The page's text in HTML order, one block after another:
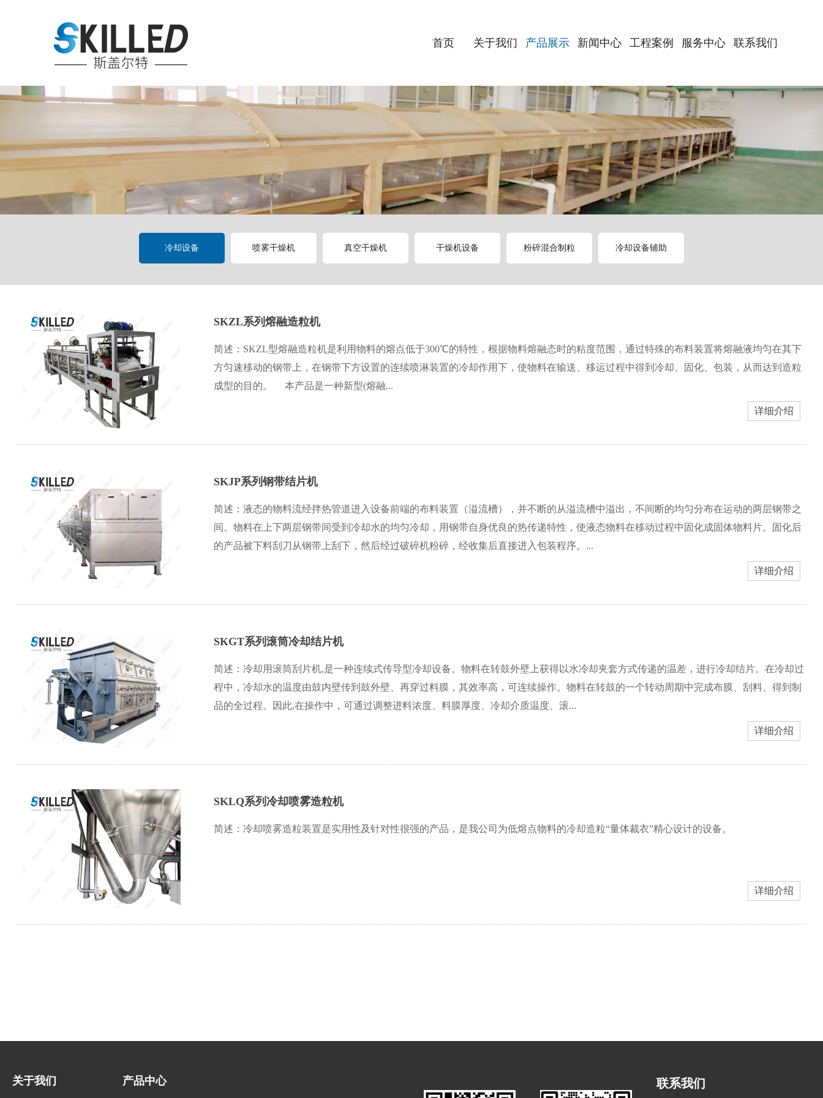
首页 关于我们 产品展示 新闻中心 工程案例 服务中心 联系我们
冷却设备 喷雾干燥机 真空干燥机 干燥机设备 粉碎混合制粒 冷却设备辅助
SKZL系列熔融造粒机
简述：SKZL型熔融造粒机是利用物料的熔点低于300℃的特性，根据物料熔融态时的粘度范围，通过特殊的布料装置将熔融液均匀在其下
方匀速移动的钢带上，在钢带下方设置的连续喷淋装置的冷却作用下，使物料在输送、移运过程中得到冷却、固化、包装，从而达到造粒
成型的目的。 本产品是一种新型(熔融...
详细介绍
SKJP系列钢带结片机
简述：液态的物料流经拌热管道进入设备前端的布料装置（溢流槽），并不断的从溢流槽中溢出，不间断的均匀分布在运动的两层钢带之
间。物料在上下两层钢带间受到冷却水的均匀冷却，用钢带自身优良的热传递特性，使液态物料在移动过程中固化成固体物料片。固化后
的产品被下料刮刀从钢带上刮下，然后经过破碎机粉碎，经收集后直接进入包装程序。...
详细介绍
SKGT系列滚筒冷却结片机
简述：冷却用滚筒刮片机,是一种连续式传导型冷却设备。物料在转鼓外壁上获得以水冷却夹套方式传递的温差，进行冷却结片。在冷却过
程中，冷却水的温度由鼓内壁传到鼓外壁、再穿过料膜，其效率高，可连续操作。物料在转鼓的一个转动周期中完成布膜、刮料、得到制
品的全过程。因此,在操作中，可通过调整进料浓度、料膜厚度、冷却介质温度、滚...
详细介绍
SKLQ系列冷却喷雾造粒机
简述：冷却喷雾造粒装置是实用性及针对性很强的产品，是我公司为低熔点物料的冷却造粒“量体裁衣”精心设计的设备。
详细介绍
关于我们 产品中心 联系我们